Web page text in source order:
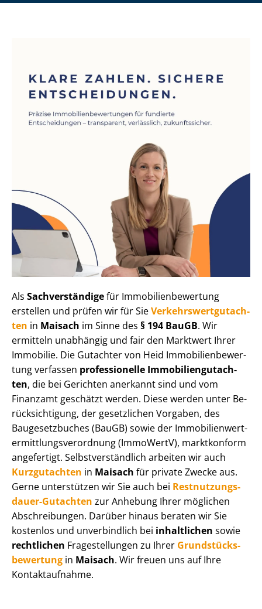
Als Sachverständigefür Im­mo­bi­li­en­be­wer­tung
erstellen und prüfen wir für SieVer­kehrs­wert­gut­ach­
ten in Maisach im Sinne des § 194 BauGB. Wir
ermitteln unabhängig und fair den Marktwert Ihrer
Immobilie. Die Gutachter von Heid Im­mo­bi­li­en­be­wer­
tung verfassen professionelle Im­mo­bi­li­en­gut­ach­
ten, die bei Gerichten anerkannt sind und vom
Finanzamt geschätzt werden. Diese werden unter Be­
rück­sich­ti­gung, der gesetzlichen Vorgaben, des
Baugesetzbuches (BauGB) sowie der Im­mo­bi­li­en­wert­
ermitt­lungs­ver­ord­nung (ImmoWertV), marktkonform
angefertigt. Selbst­ver­ständ­lich arbeiten wir auch
Kurzgutachten in Maisach für private Zwecke aus.
Gerne unterstützen wir Sie auch bei Rest­nut­zungs­
dau­er-Gutachten zur Anhebung Ihrer möglichen
Abschreibungen. Darüber hinaus beraten wir Sie
kostenlos und unverbindlich bei inhaltlichen sowie
rechtlichen Fragestellungen zu Ihrer Grund­stücks­
be­wer­tung in Maisach. Wir freuen uns auf Ihre
Kontaktaufnahme.